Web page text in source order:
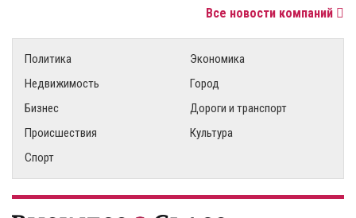
Все новости компаний
Политика
Экономика
Недвижимость
Город
Бизнес
Дороги и транспорт
Происшествия
Культура
Спорт